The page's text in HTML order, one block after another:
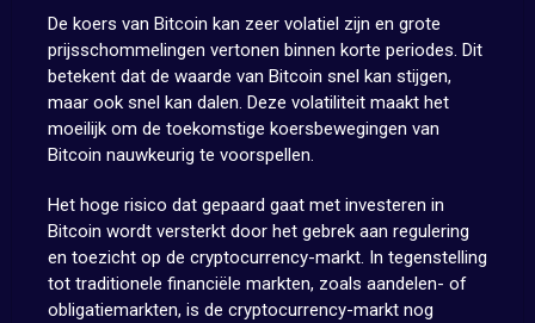
De koers van Bitcoin kan zeer volatiel zijn en grote
prijsschommelingen vertonen binnen korte periodes. Dit
betekent dat de waarde van Bitcoin snel kan stijgen,
maar ook snel kan dalen. Deze volatiliteit maakt het
moeilijk om de toekomstige koersbewegingen van
Bitcoin nauwkeurig te voorspellen.
Het hoge risico dat gepaard gaat met investeren in
Bitcoin wordt versterkt door het gebrek aan regulering
en toezicht op de cryptocurrency-markt. In tegenstelling
tot traditionele financiële markten, zoals aandelen- of
obligatiemarkten, is de cryptocurrency-markt nog